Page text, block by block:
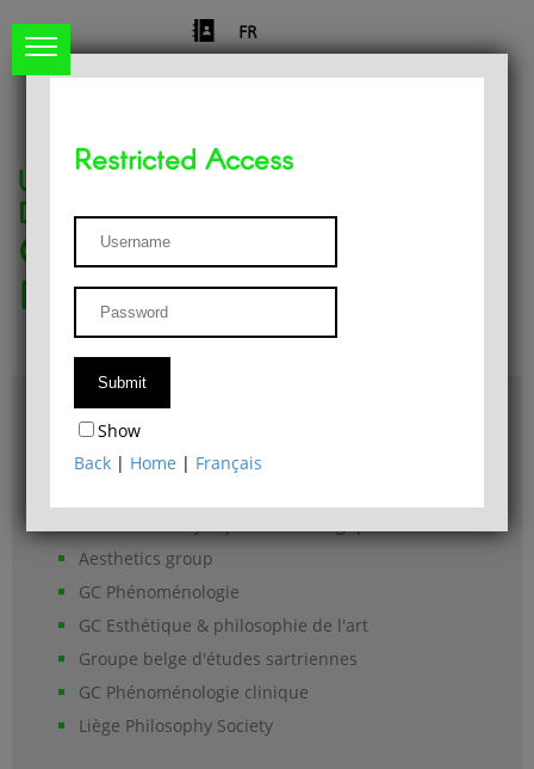
FR
University of Liège
Départment of Philosophy
Center for Phenomenological
Research
Access & maps
Philosophy Department Library
Aesthetics group
GC Phénoménologie
GC Esthétique & philosophie de l'art
Groupe belge d'études sartriennes
GC Phénoménologie clinique
Liège Philosophy Society
Restricted Access
Show
Back | Home | Français